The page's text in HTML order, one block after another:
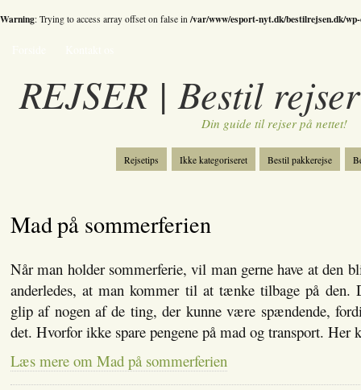
Warning: Trying to access array offset on false in/var/www/esport-nyt.dk/bestilrejsen.dk/
REJSER | Bestil
Din guide til rejser på nettet!
Rejsetips Ikke kategoriseret Bestil pakkerejse
Mad på sommerferien
Når man holder sommerferie, vil man gerne have at den
anderledes, at man kommer til at tænke tilbage på den.
glip af nogen af de ting, der kunne være spændende,
det. Hvorfor ikke spare pengene på mad og transport.
Læs mere om Mad på sommerferien